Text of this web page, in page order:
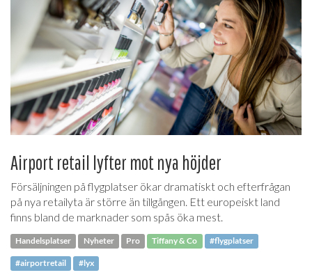
Airport retail lyfter mot nya höjder
Försäljningen på flygplatser ökar dramatiskt och efterfrågan
på nya retailyta är större än tillgången. Ett europeiskt land
finns bland de marknader som spås öka mest.
Handelsplatser Nyheter Pro Tiffany & Co #flygplatser
#airportretail #lyx